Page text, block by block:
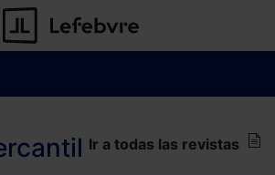
Ir a todas las revistas